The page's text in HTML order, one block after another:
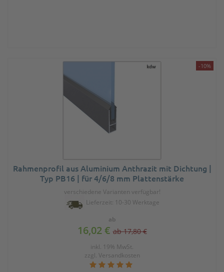
-10%
Rahmenprofil aus Aluminium Anthrazit mit Dichtung |
Typ PB16 | für 4/6/8 mm Plattenstärke
verschiedene Varianten verfügbar!
Lieferzeit: 10-30 Werktage
ab
16,02 €ab 17,80 €
inkl. 19% MwSt.
zzgl. Versandkosten